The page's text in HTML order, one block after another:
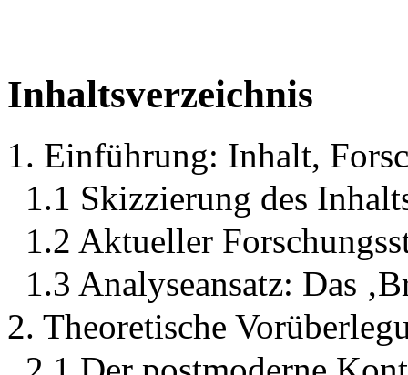
Inhaltsverzeichnis
1. Einführung: Inhalt,
1.1 Skizzierung des
1.2 Aktueller
1.3 Analyseansatz: Das
2. Theoretische